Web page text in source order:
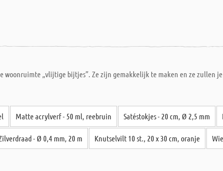
woonruimte „vlijtige bijtjes”. Ze zijn gemakkelijk te maken en ze zullen
Matte acrylverf - 50 ml, reebruin Satéstokjes - 20 cm, Ø 2,5 mm
- Ø 0,4 mm, 20 m Knutselvilt 10 st., 20 x 30 cm, oranje